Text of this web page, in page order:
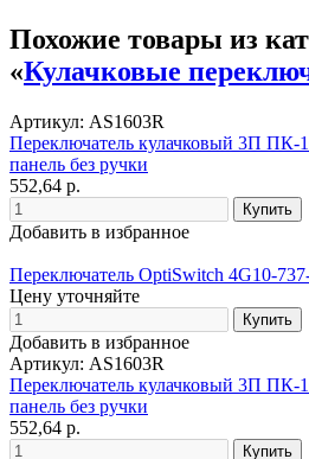
Похожие товары из
«Кулачковые
Артикул: AS1603R
Переключатель кулачковый 3П ПК-
панель без ручки
552,64 р.
Добавить в избранное
Переключатель OptiSwitch 4G10-
Цену уточняйте
Добавить в избранное
Артикул: AS1603R
Переключатель кулачковый 3П ПК-
панель без ручки
552,64 р.